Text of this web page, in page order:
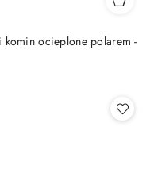
komin ocieplone polarem -